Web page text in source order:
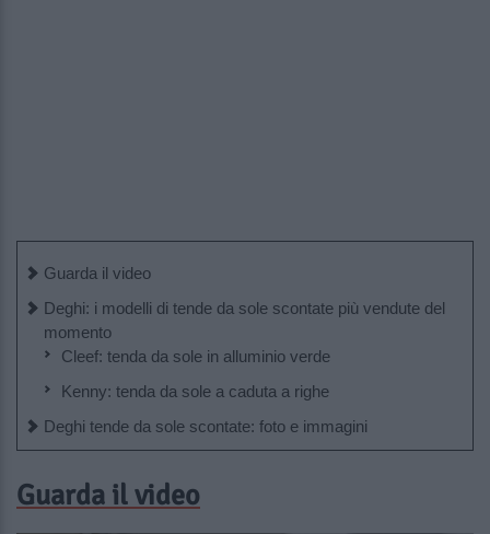
Guarda il video
Deghi: i modelli di tende da sole scontate più vendute del
momento
Cleef: tenda da sole in alluminio verde
Kenny: tenda da sole a caduta a righe
Deghi tende da sole scontate: foto e immagini
Guarda il video